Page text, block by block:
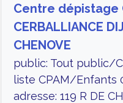
Centre dépistage
CERBALLIANCE
CHENOVE
public: Tout public/
liste CPAM/Enfants
adresse: 119 R DE